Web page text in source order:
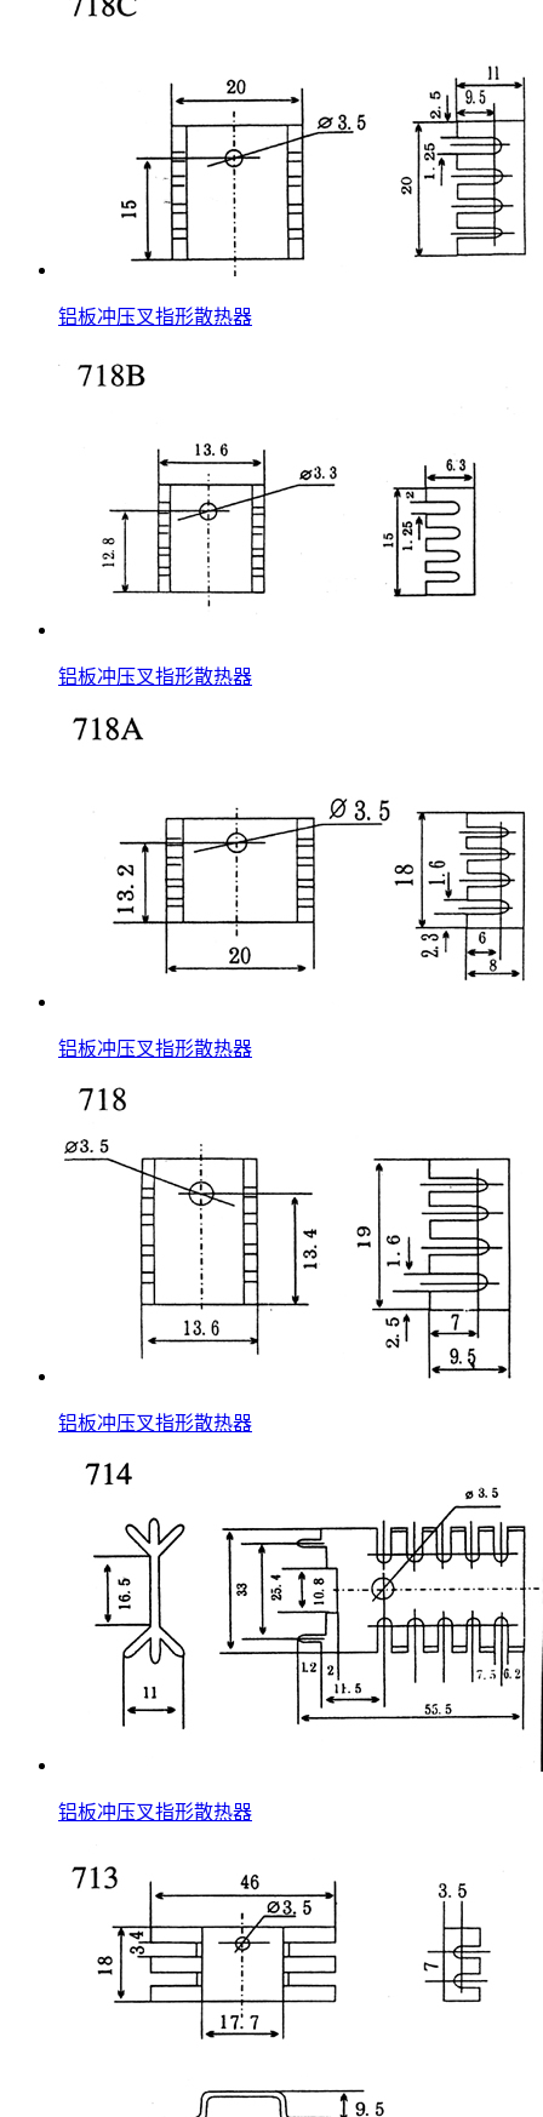
铝板冲压叉指形散热器
铝板冲压叉指形散热器
铝板冲压叉指形散热器
铝板冲压叉指形散热器
铝板冲压叉指形散热器